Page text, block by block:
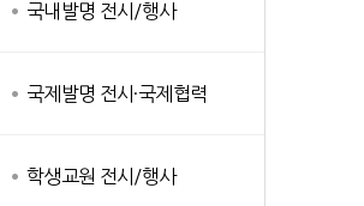
국내발명 전시/행사
국제발명 전시·국제협력
학생교원 전시/행사